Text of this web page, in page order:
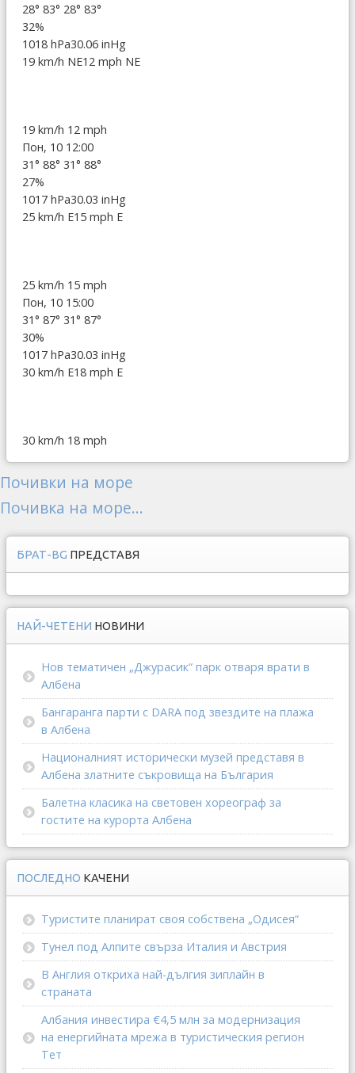
28° 83° 28° 83°
32%
1018 hPa30.06 inHg
19 km/h NE12 mph NE
19 km/h 12 mph
Пон, 10 12:00
31° 88° 31° 88°
27%
1017 hPa30.03 inHg
25 km/h E15 mph E
25 km/h 15 mph
Пон, 10 15:00
31° 87° 31° 87°
30%
1017 hPa30.03 inHg
30 km/h E18 mph E
30 km/h 18 mph
Почивки на море
Почивка на море...
БРАТ-BG ПРЕДСТАВЯ
НАЙ-ЧЕТЕНИ НОВИНИ
Нов тематичен „Джурасик“ парк отваря врати в
Албена
Бангаранга парти с DARA под звездите на плажа
в Албена
Националният исторически музей представя в
Албена златните съкровища на България
Балетна класика на световен хореограф за
гостите на курорта Албена
ПОСЛЕДНО КАЧЕНИ
Туристите планират своя собствена „Одисея“
Тунел под Алпите свърза Италия и Австрия
В Англия откриха най-дългия зиплайн в
страната
Албания инвестира €4,5 млн за модернизация
на енергийната мрежа в туристическия регион
Тет